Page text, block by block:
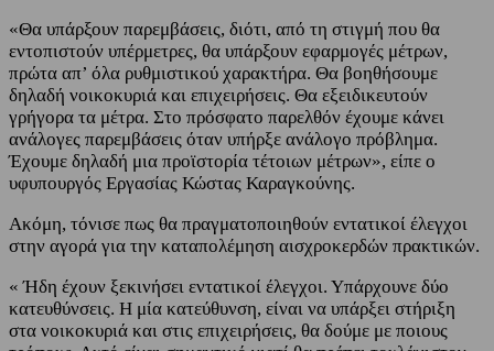
«Θα υπάρξουν παρεμβάσεις, διότι, από τη στιγμή που θα
εντοπιστούν υπέρμετρες, θα υπάρξουν εφαρμογές μέτρων,
πρώτα απ’ όλα ρυθμιστικού χαρακτήρα. Θα βοηθήσουμε
δηλαδή νοικοκυριά και επιχειρήσεις. Θα εξειδικευτούν
γρήγορα τα μέτρα. Στο πρόσφατο παρελθόν έχουμε κάνει
ανάλογες παρεμβάσεις όταν υπήρξε ανάλογο πρόβλημα.
Έχουμε δηλαδή μια προϊστορία τέτοιων μέτρων», είπε ο
υφυπουργός Εργασίας Κώστας Καραγκούνης.
Ακόμη, τόνισε πως θα πραγματοποιηθούν εντατικοί έλεγχοι
στην αγορά για την καταπολέμηση αισχροκερδών πρακτικών.
« Ήδη έχουν ξεκινήσει εντατικοί έλεγχοι. Υπάρχουνε δύο
κατευθύνσεις. Η μία κατεύθυνση, είναι να υπάρξει στήριξη
στα νοικοκυριά και στις επιχειρήσεις, θα δούμε με ποιους